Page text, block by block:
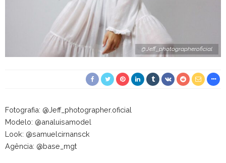
@Jeff_photographer.oficial
Fotografia: @Jeff_photographer.oficial
Modelo: @analuisamodel
Look: @samuelcirnansck
Agência: @base_­mgt